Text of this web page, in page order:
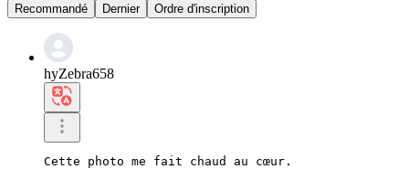
Recommandé
Dernier Ordre d'inscription
hyZebra658
Cette photo me fait chaud au cœur.